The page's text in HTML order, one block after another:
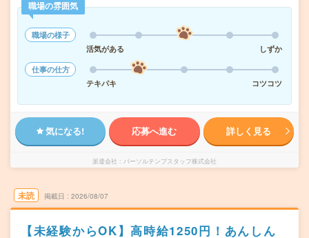
職場の雰囲気
職場の様子
活気がある
しずか
仕事の仕方
テキパキ
コツコツ
気になる! 応募へ進む 詳しく見る
派遣会社 パーソルテンプスタッフ株式会社
未読 掲載日 2026/08/07
【未経験からOK】高時給1250円！あんしん